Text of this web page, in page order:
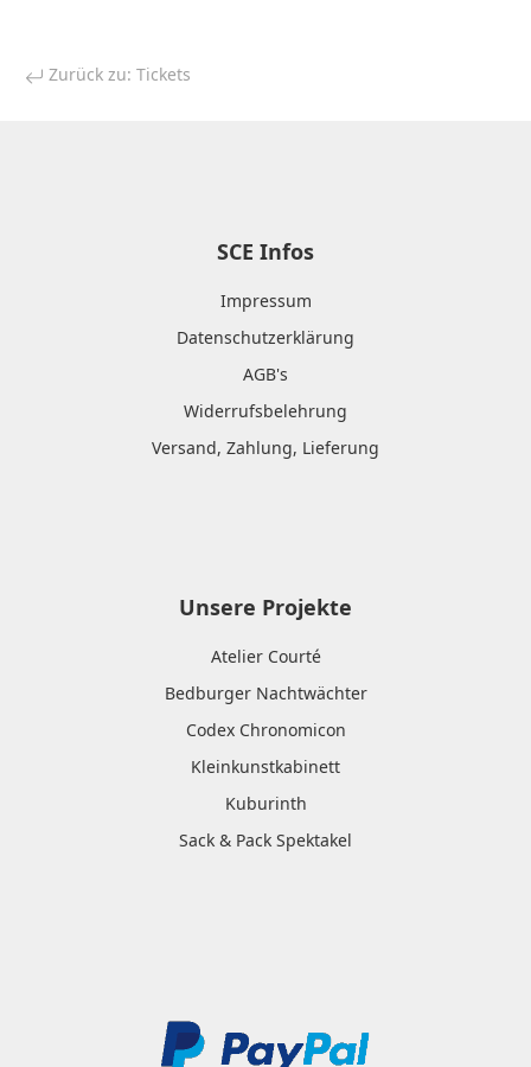
Zurück zu: Tickets
SCE Infos
Impressum
Datenschutzerklärung
AGB's
Widerrufsbelehrung
Versand, Zahlung, Lieferung
Unsere Projekte
Atelier Courté
Bedburger Nachtwächter
Codex Chronomicon
Kleinkunstkabinett
Kuburinth
Sack & Pack Spektakel